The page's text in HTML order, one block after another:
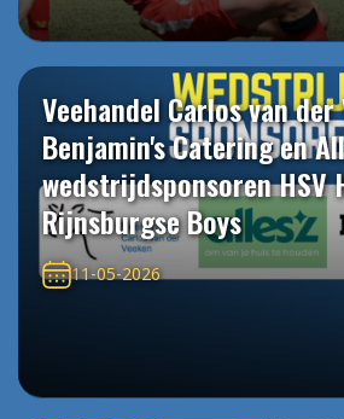
Veehandel Carlos van der
Benjamin's Catering en
wedstrijdsponsoren HSV
Rijnsburgse Boys
11-05-2026